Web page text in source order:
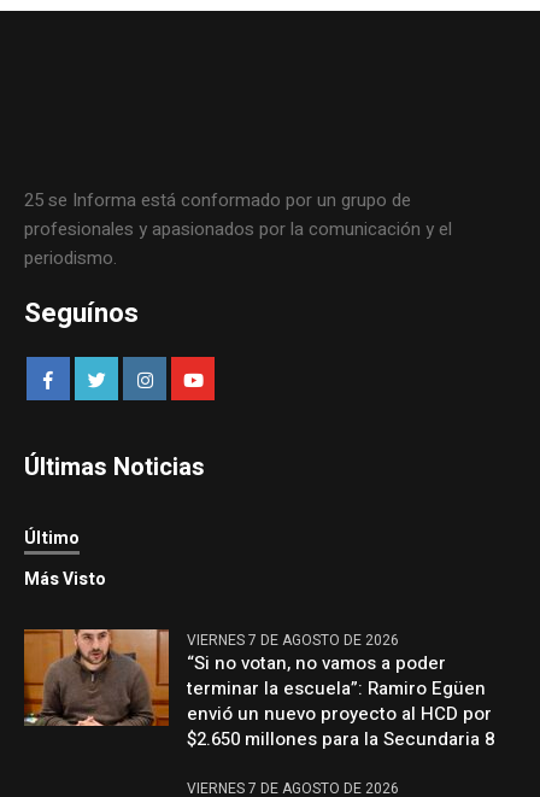
25 se Informa está conformado por un grupo de
profesionales y apasionados por la comunicación y el
periodismo.
Seguínos
Últimas Noticias
Último
Más Visto
VIERNES 7 DE AGOSTO DE 2026
“Si no votan, no vamos a poder
terminar la escuela”: Ramiro Egüen
envió un nuevo proyecto al HCD por
$2.650 millones para la Secundaria 8
VIERNES 7 DE AGOSTO DE 2026